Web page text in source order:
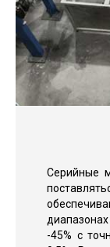
Серийные
-45% с